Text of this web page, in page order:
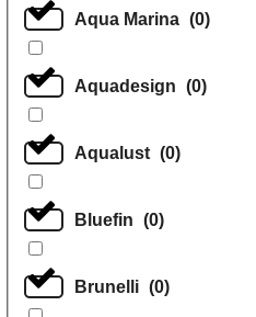
Aqua Marina (0)
Aquadesign (0)
Aqualust (0)
Bluefin (0)
Brunelli (0)